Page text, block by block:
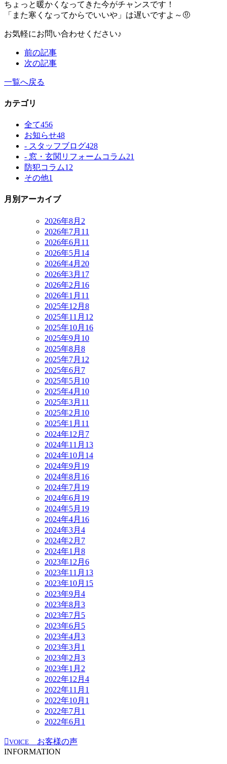
ちょっと暖かくなってきた今がチャンスです！
「また寒くなってからでいいや」は遅いですよ～🤨
お気軽にお問い合わせください♪
前の記事
次の記事
一覧へ戻る
カテゴリ
全て456
お知らせ48
- スタッフブログ428
- 窓・玄関リフォームコラム21
防犯コラム12
その他1
月別アーカイブ
2026年8月 2
2026年7月 11
2026年6月 11
2026年5月 14
2026年4月 20
2026年3月 17
2026年2月 16
2026年1月 11
2025年12月 8
2025年11月 12
2025年10月 16
2025年9月 10
2025年8月 8
2025年7月 12
2025年6月 7
2025年5月 10
2025年4月 10
2025年3月 11
2025年2月 10
2025年1月 11
2024年12月 7
2024年11月 13
2024年10月 14
2024年9月 19
2024年8月 16
2024年7月 19
2024年6月 19
2024年5月 19
2024年4月 16
2024年3月 4
2024年2月 7
2024年1月 8
2023年12月 6
2023年11月 13
2023年10月 15
2023年9月 4
2023年8月 3
2023年7月 5
2023年6月 5
2023年4月 3
2023年3月 1
2023年2月 3
2023年1月 2
2022年12月 4
2022年11月 1
2022年10月 1
2022年7月 1
2022年6月 1
VOICE
お客様の声
INFORMATION